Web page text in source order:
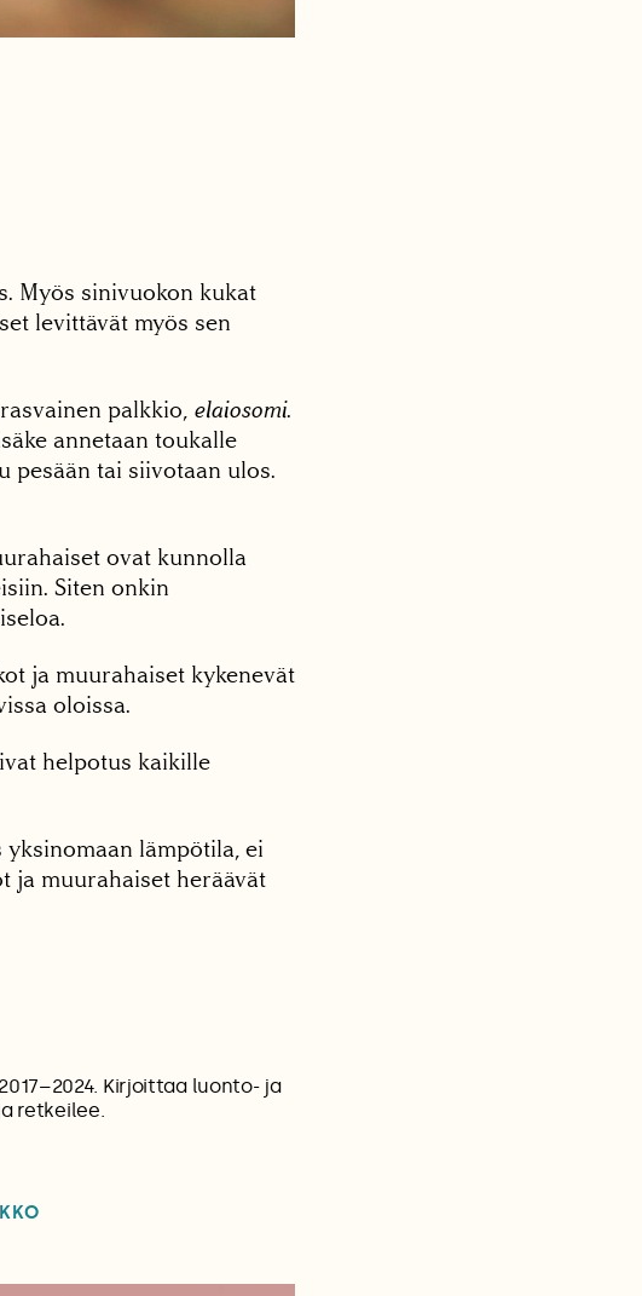
Myös sinivuokon kukat
levittävät myös sen
palkkio, elaiosomi.
annetaan toukalle
pesään tai siivotaan ulos.
ovat kunnolla
Siten onkin
ja muurahaiset kykenevät
oloissa.
helpotus kaikille
lämpötila, ei
ja muurahaiset heräävät
Kirjoittaa luonto- ja
retkeilee.